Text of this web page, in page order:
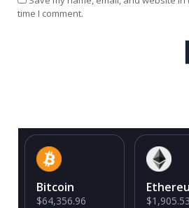
time I comment.
Bitcoin
$64,356.96 $1,905.53